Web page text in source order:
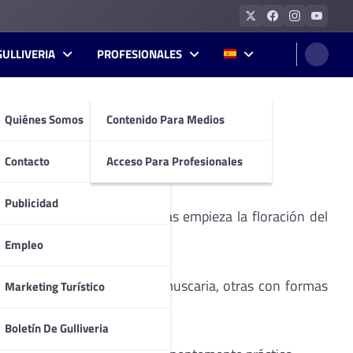
Quiénes Somos
Contacto
Publicidad
Empleo
Marketing Turístico
Boletín De Gulliveria
PROFESIONALES
Contenido Para Medios
Acceso Para Profesionales
setas y durante estos días empieza la floración del
como la Amanita muscaria, otras con formas